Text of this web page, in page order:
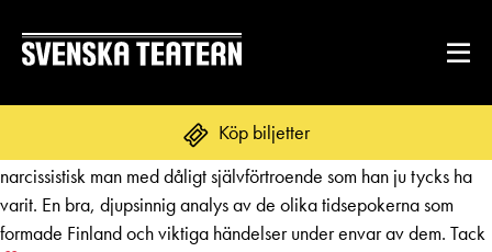
Köp biljetter
REPERTOAR & BILJETTER
Vi tyckte båda mycket om pjäsen som var både humoristisk på
sina ställen men framför allt en fin analys av en mycket ensam och
narcissistisk man med dåligt självförtroende som han ju tycks ha
varit. En bra, djupsinnig analys av de olika tidsepokerna som
formade Finland och viktiga händelser under envar av dem. Tack